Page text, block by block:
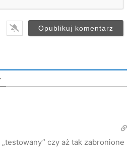
czy aż tak zabronione